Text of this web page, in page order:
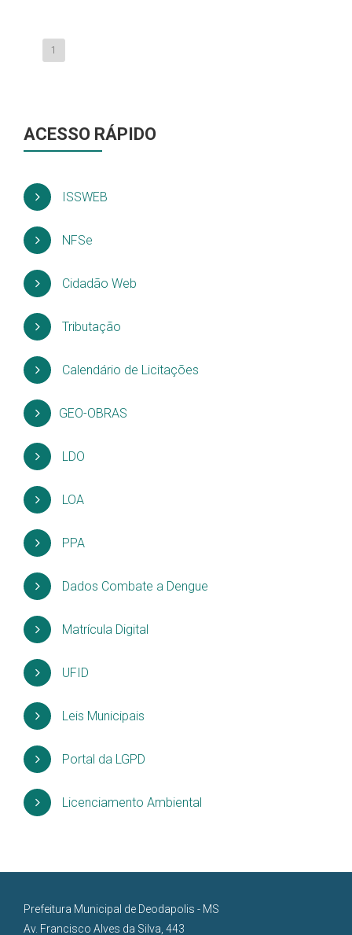
1
ACESSO RÁPIDO
ISSWEB
NFSe
Cidadão Web
Tributação
Calendário de Licitações
GEO-OBRAS
LDO
LOA
PPA
Dados Combate a Dengue
Matrícula Digital
UFID
Leis Municipais
Portal da LGPD
Licenciamento Ambiental
Prefeitura Municipal de Deodapolis - MS
Av. Francisco Alves da Silva, 443